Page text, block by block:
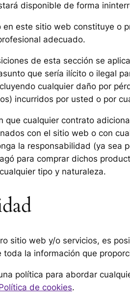
disponible de forma
este sitio web constituye o
adecuado.
de esta sección se
que sería ilícito o ilegal
cualquier daño por
incurridos por usted o por
que cualquier contrato
con el sitio web o con
la responsabilidad (ya sea
para comprar dichos
tipo y naturaleza.
sitio web y/o servicios, es
toda la información que
política para abordar
de cookies.